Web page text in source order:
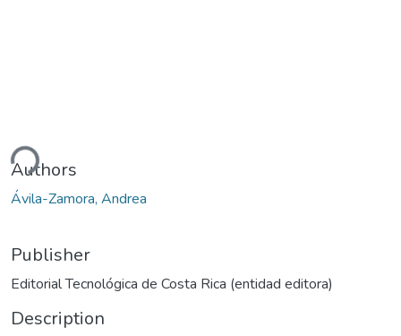
Authors
Ávila-Zamora, Andrea
Publisher
Editorial Tecnológica de Costa Rica (entidad editora)
Description